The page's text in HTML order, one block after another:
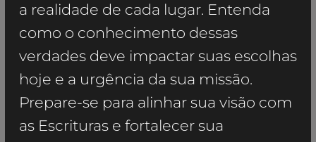
a realidade de cada lugar. Entenda
como o conhecimento dessas
verdades deve impactar suas escolhas
hoje e a urgência da sua missão.
Prepare-se para alinhar sua visão com
as Escrituras e fortalecer sua